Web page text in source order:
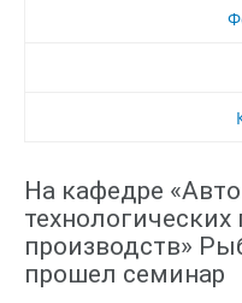
На кафедре
технологических
производств»
прошел семинар